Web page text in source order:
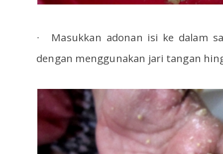
·
Masukkan adonan isi ke dalam
dengan menggunakan jari tangan